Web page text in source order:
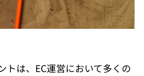
トは、EC運営において多くの